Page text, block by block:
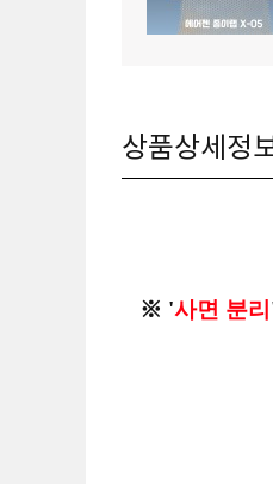
상품상세정
※ '사면 분리